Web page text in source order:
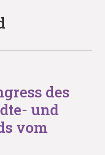
des
und
vom